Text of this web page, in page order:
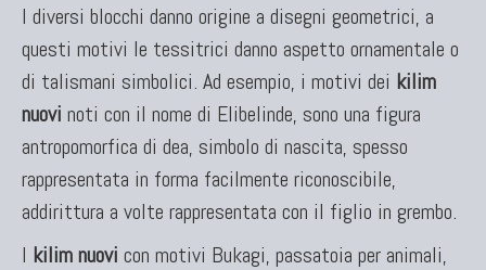
I diversi blocchi danno origine a disegni geometrici, a
questi motivi le tessitrici danno aspetto ornamentale o
di talismani simbolici. Ad esempio, i motivi dei kilim
nuovi noti con il nome di Elibelinde, sono una figura
antropomorfica di dea, simbolo di nascita, spesso
rappresentata in forma facilmente riconoscibile,
addirittura a volte rappresentata con il figlio in grembo.
I kilim nuovi con motivi Bukagi, passatoia per animali,